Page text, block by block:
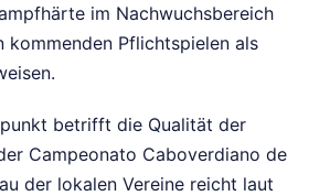
im Nachwuchsbereich
kommenden Pflichtspielen als
betrifft die Qualität der
Campeonato Caboverdiano de
der lokalen Vereine reicht laut